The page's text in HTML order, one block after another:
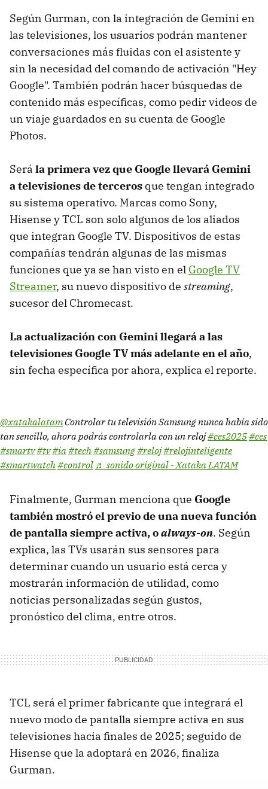
Según Gurman, con la integración de Gemini en
las televisiones, los usuarios podrán mantener
conversaciones más fluidas con el asistente y
sin la necesidad del comando de activación "Hey
Google". También podrán hacer búsquedas de
contenido más específicas, como pedir videos de
un viaje guardados en su cuenta de Google
Photos.
Será la primera vez que Google llevará Gemini
a televisiones de terceros que tengan integrado
su sistema operativo. Marcas como Sony,
Hisense y TCL son solo algunos de los aliados
que integran Google TV. Dispositivos de estas
compañías tendrán algunas de las mismas
funciones que ya se han visto en el Google TV
Streamer, su nuevo dispositivo de streaming,
sucesor del Chromecast.
La actualización con Gemini llegará a las
televisiones Google TV más adelante en el año,
sin fecha específica por ahora, explica el reporte.
@xatakalatam Controlar tu televisión Samsung nunca había sido
tan sencillo, ahora podrás controlarla con un reloj#ces2025#ces
#smartv#tv#ia#tech#samsung#reloj#relojinteligente
#smartwatch#control ♬ sonido original - Xataka LATAM
Finalmente, Gurman menciona que Google
también mostró el previo de una nueva función
de pantalla siempre activa, oalways-on. Según
explica, las TVs usarán sus sensores para
determinar cuando un usuario está cerca y
mostrarán información de utilidad, como
noticias personalizadas según gustos,
pronóstico del clima, entre otros.
TCL será el primer fabricante que integrará el
nuevo modo de pantalla siempre activa en sus
televisiones hacia finales de 2025; seguido de
Hisense que la adoptará en 2026, finaliza
Gurman.